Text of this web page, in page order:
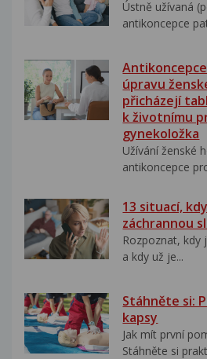
Ústně užívaná
antikoncepce
úpravu
přicházejí
k životnímu
gynekoložka
Užívání ženské
antikoncepce
13 situací,
záchrannou
Rozpoznat, kdy
a kdy už je...
Stáhněte si:
kapsy
Jak mít první
Stáhněte si